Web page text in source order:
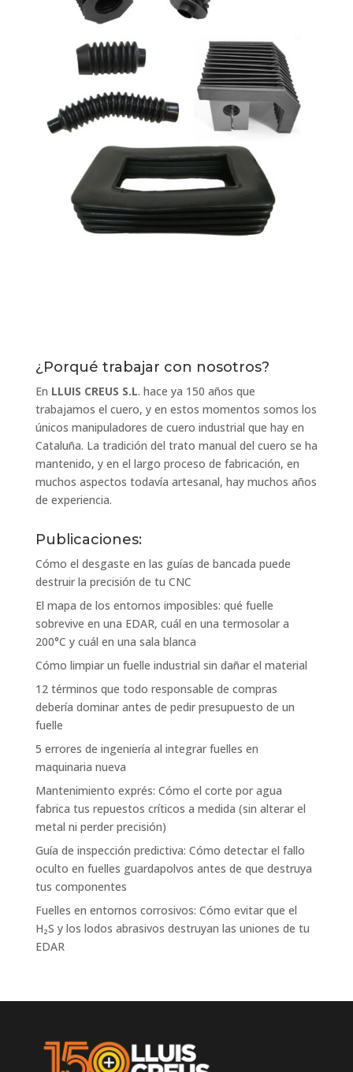
¿Porqué trabajar con nosotros?
En LLUIS CREUS S.L. hace ya 150 años que
trabajamos el cuero, y en estos momentos somos los
únicos manipuladores de cuero industrial que hay en
Cataluña. La tradición del trato manual del cuero se ha
mantenido, y en el largo proceso de fabricación, en
muchos aspectos todavía artesanal, hay muchos años
de experiencia.
Publicaciones:
Cómo el desgaste en las guías de bancada puede
destruir la precisión de tu CNC
El mapa de los entornos imposibles: qué fuelle
sobrevive en una EDAR, cuál en una termosolar a
200°C y cuál en una sala blanca
Cómo limpiar un fuelle industrial sin dañar el material
12 términos que todo responsable de compras
debería dominar antes de pedir presupuesto de un
fuelle
5 errores de ingeniería al integrar fuelles en
maquinaria nueva
Mantenimiento exprés: Cómo el corte por agua
fabrica tus repuestos críticos a medida (sin alterar el
metal ni perder precisión)
Guía de inspección predictiva: Cómo detectar el fallo
oculto en fuelles guardapolvos antes de que destruya
tus componentes
Fuelles en entornos corrosivos: Cómo evitar que el
H₂S y los lodos abrasivos destruyan las uniones de tu
EDAR